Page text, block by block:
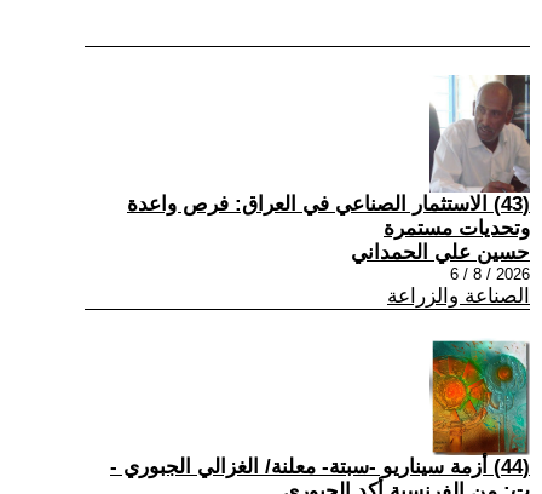
(43) الاستثمار الصناعي في العراق: فرص واعدة
وتحديات مستمرة
حسين علي الحمداني
2026 / 8 / 6
الصناعة والزراعة
(44) أزمة سيناريو -سبتة- معلنة/ الغزالي الجبوري -